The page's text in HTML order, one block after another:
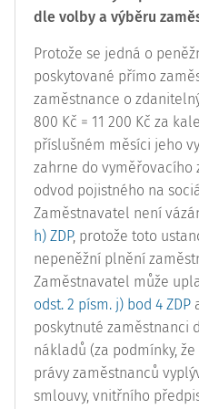
dle volby a výběru
Protože se jedná o
poskytované přímo
zaměstnance o
800 Kč = 11 200 Kč za
příslušném měsíci jeho
zahrne do vyměřovacího
odvod pojistného na
Zaměstnavatel není
h) ZDP, protože toto
nepeněžní plnění
Zaměstnavatel může
odst. 2 písm. j) bod 4 ZDP
poskytnuté zaměstnanci
nákladů (za podmínky,
právy zaměstnanců
smlouvy, vnitřního